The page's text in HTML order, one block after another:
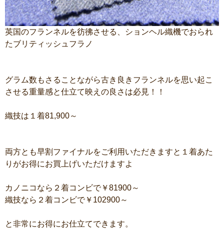
英国のフランネルを彷彿させる、ションヘル織機でおられ
たブリティッシュフラノ
グラム数もさることながら古き良きフランネルを思い起こ
させる重量感と仕立て映えの良さは必見！！
織技は１着81,900～
両方とも早割ファイナルをご利用いただきますと１着あた
りがお得にお買上げいただけますよ
カノニコなら２着コンビで￥81900～
織技なら２着コンビで￥102900～
と非常にお得にお仕立てできます。